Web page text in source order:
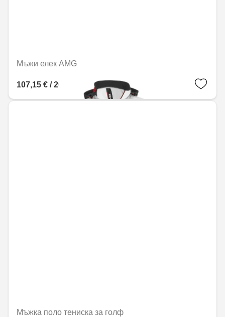
Мъжи елек AMG
107,15 € / 209,56 лв.
Мъжка поло тениска за голф